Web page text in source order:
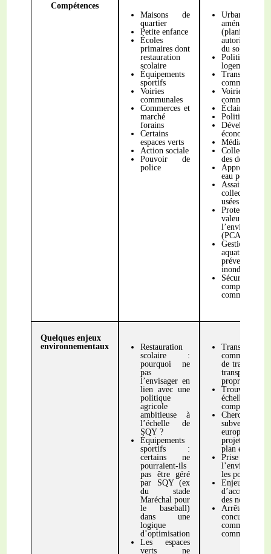
Compétences
Maisons de
quartier
Petite enfance
Écoles
primaires dont
restauration
scolaire
Équipements
sportifs
Voiries
communales
Commerces et
marché
forains
Certains
espaces verts
Action sociale
Pouvoir de
police
aménagement
autorisation
du sol)
logement/
commun
Voiries
Éclairage
Politique de
économique
Médiathèques
Collecte et
des déchets
eau potable
collectif
usées
Protection et
(PCAET)
Gestion
inondations
Sécurité
commissariat
Quelques enjeux
environnementaux
Restauration
scolaire :
pourquoi ne
pas
l’envisager en
lien avec une
politique
agricole
ambitieuse à
l’échelle de
SQY ?
Équipements
sportifs :
certains ne
pourraient-ils
pas être géré
par SQY (ex
du stade
Maréchal pour
le baseball)
dans une
logique
d’optimisation
Les espaces
verts ne
commun :
de transilien
transports
propre
Trouver la
échelle pour
compétence
subventions
européennes
projet
plan
Prise en
les politiques
Enjeu
des nouveaux
concurrences
communes
commerciaux)